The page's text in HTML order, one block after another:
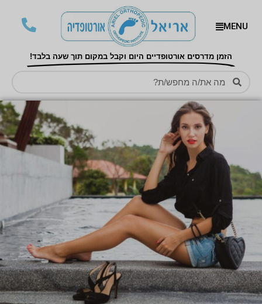
MENU
הזמן מדרסים אורטופדיים היום וקבל במקום תוך שעה בלבד!